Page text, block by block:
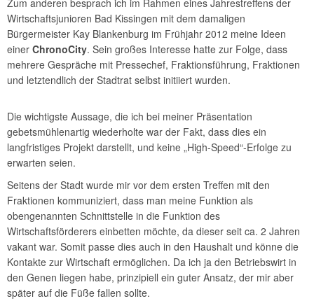
Zum anderen besprach ich im Rahmen eines Jahrestreffens der
Wirtschaftsjunioren Bad Kissingen mit dem damaligen
Bürgermeister Kay Blankenburg im Frühjahr 2012 meine Ideen
einer ChronoCity. Sein großes Interesse hatte zur Folge, dass
mehrere Gespräche mit Pressechef, Fraktionsführung, Fraktionen
und letztendlich der Stadtrat selbst initiiert wurden.
Die wichtigste Aussage, die ich bei meiner Präsentation
gebetsmühlenartig wiederholte war der Fakt, dass dies ein
langfristiges Projekt darstellt, und keine „High-Speed“-Erfolge zu
erwarten seien.
Seitens der Stadt wurde mir vor dem ersten Treffen mit den
Fraktionen kommuniziert, dass man meine Funktion als
obengenannten Schnittstelle in die Funktion des
Wirtschaftsförderers einbetten möchte, da dieser seit ca. 2 Jahren
vakant war. Somit passe dies auch in den Haushalt und könne die
Kontakte zur Wirtschaft ermöglichen. Da ich ja den Betriebswirt in
den Genen liegen habe, prinzipiell ein guter Ansatz, der mir aber
später auf die Füße fallen sollte.